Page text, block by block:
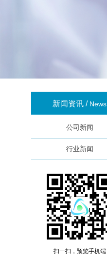
新闻资讯 / News
公司新闻
行业新闻
扫一扫，预览手机端